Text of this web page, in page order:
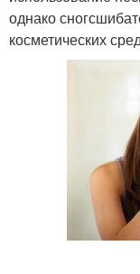
однако
косметических